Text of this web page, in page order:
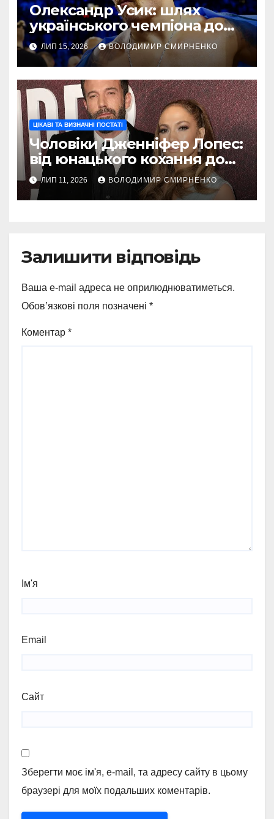
Олександр Усик: шлях
українського чемпіона до
абсолютної слави
ЛИП 15, 2026 ВОЛОДИМИР СМИРНЕНКО
ЦІКАВІ ТА ВИЗНАЧНІ ПОСТАТІ
Чоловіки Дженніфер Лопес:
від юнацького кохання до
голлівудських драм
ЛИП 11, 2026 ВОЛОДИМИР СМИРНЕНКО
Залишити відповідь
Ваша e-mail адреса не оприлюднюватиметься.
Обов’язкові поля позначені *
Коментар *
Ім'я
Email
Сайт
Зберегти моє ім'я, e-mail, та адресу сайту в цьому
браузері для моїх подальших коментарів.